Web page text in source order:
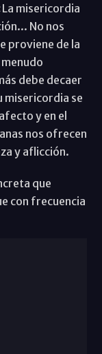
misericordia
No nos
proviene de la
debe decaer
misericordia se
y en el
nos ofrecen
y aflicción.
que
con frecuencia